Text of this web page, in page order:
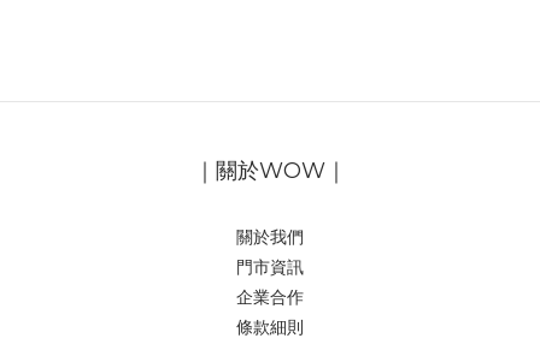
｜關於WOW｜
關於我們
門市資訊
企業合作
條款細則